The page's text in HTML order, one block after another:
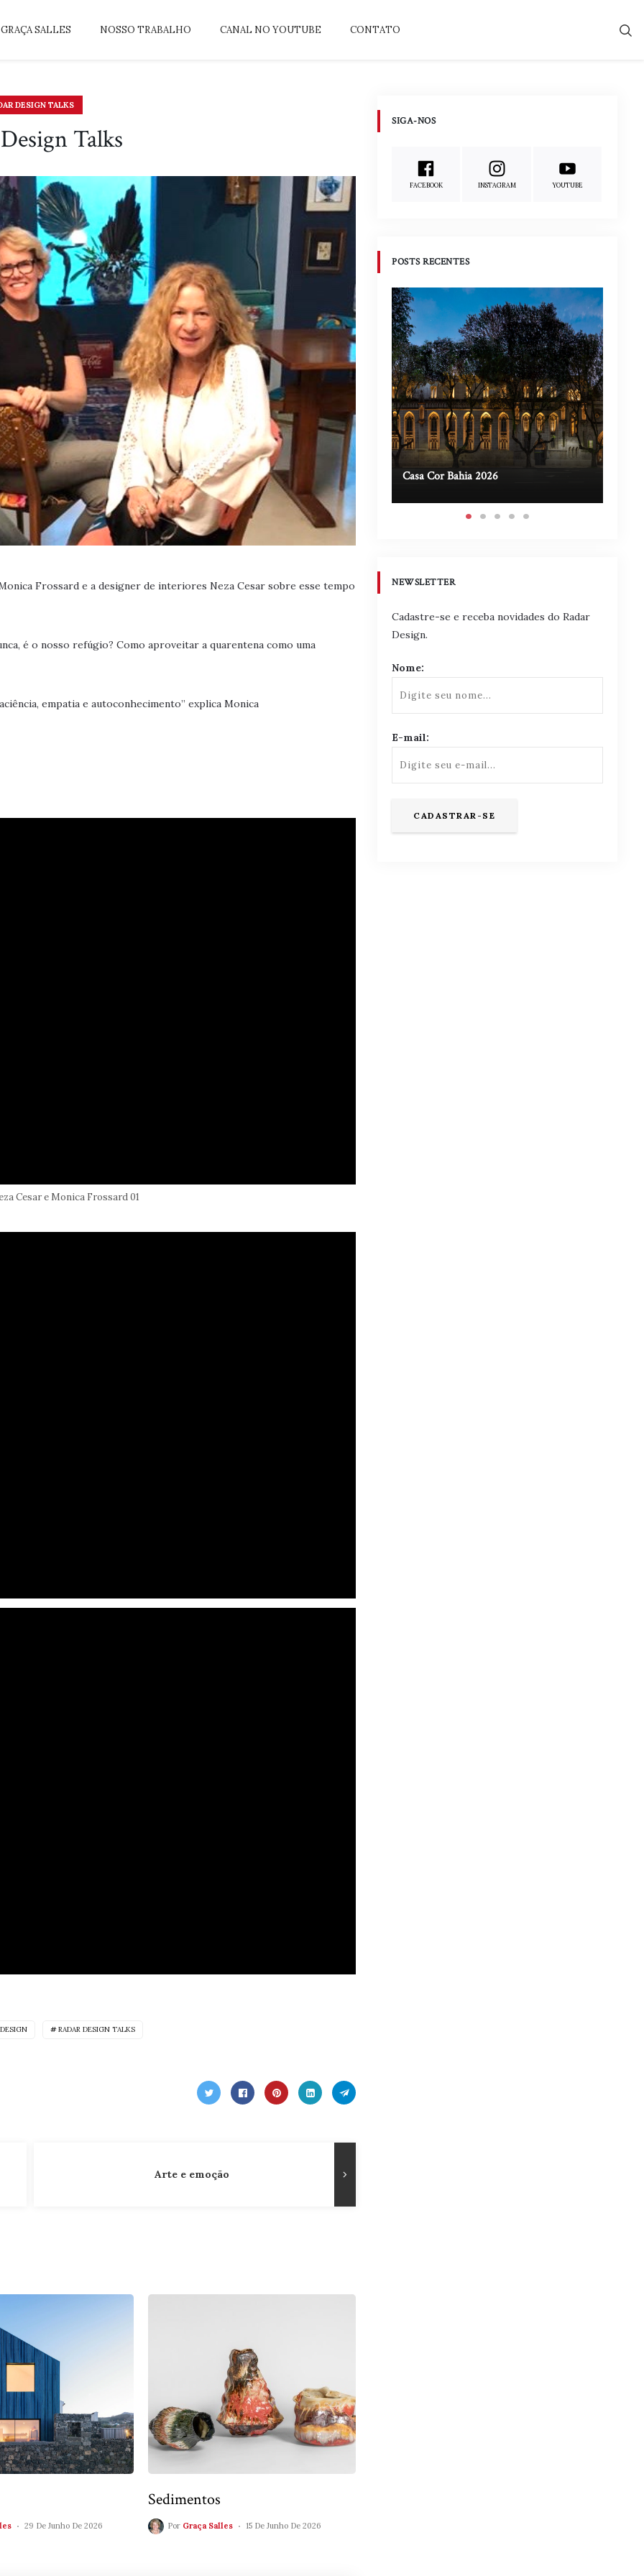
GRAÇA SALLES NOSSO TRABALHO CANAL NO YOUTUBE CONTATO
DESIGN TALKS
Talks
Frossard e a designer de interiores Neza Cesar sobre esse tempo
é o nosso refúgio? Como aproveitar a quarentena como uma
empatia e autoconhecimento” explica Monica
Cesar e Monica Frossard 01
RADAR DESIGN TALKS
Arte e emoção
29 De Junho De 2026
Sedimentos
Por Graça Salles 15 De Junho De 2026
SIGA-NOS
FACEBOOK INSTAGRAM YOUTUBE
POSTS RECENTES
Casa Cor Bahia 2026
NEWSLETTER
Cadastre-se e receba novidades do Radar
Design.
Nome:
E-mail: